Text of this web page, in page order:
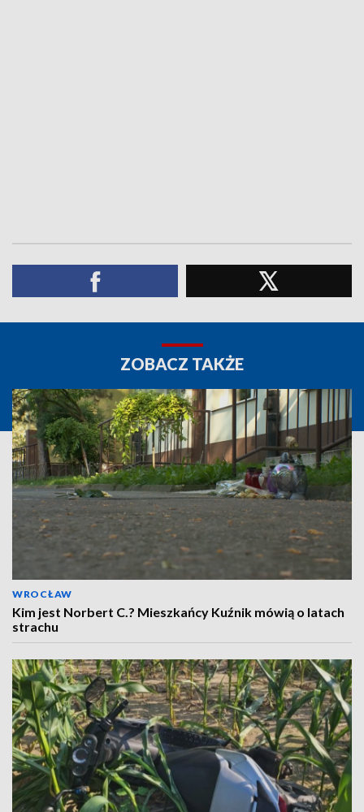
ZOBACZ TAKŻE
WROCŁAW
Kim jest Norbert C.? Mieszkańcy Kuźnik mówią o latach
strachu